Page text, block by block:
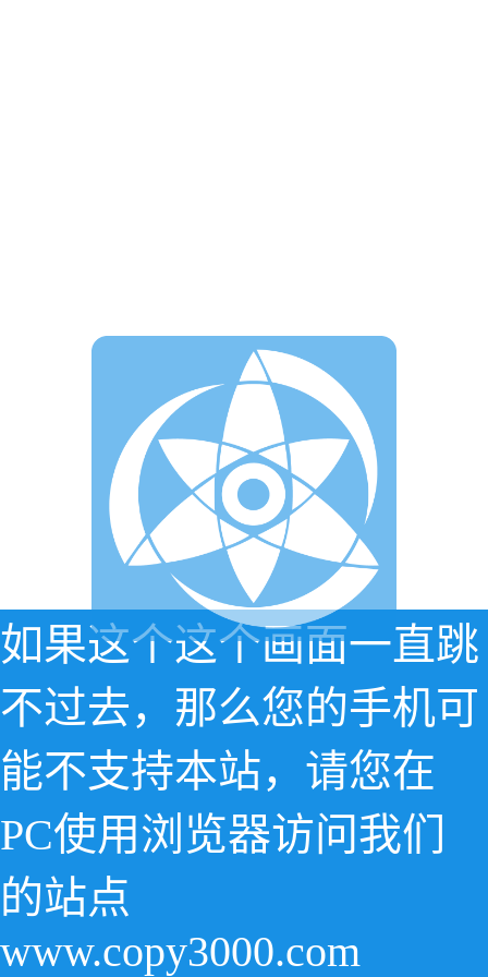
如果这个这个画面一直跳
不过去，那么您的手机可
能不支持本站，请您在
PC使用浏览器访问我们
的站点
www.copy3000.com